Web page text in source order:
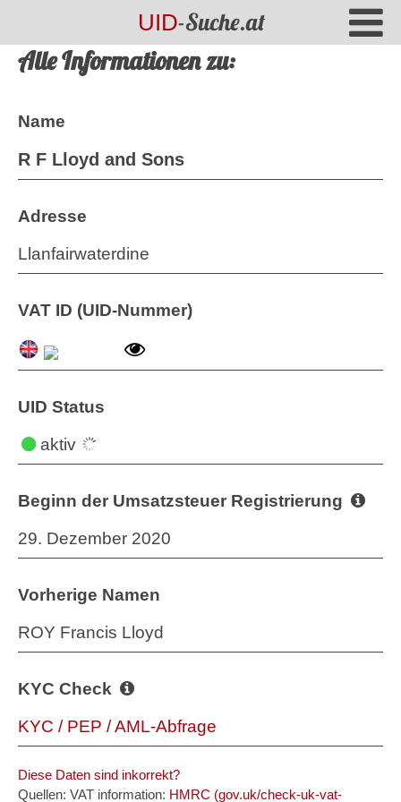
UID-Suche.at
Alle Informationen zu:
Name
R F Lloyd and Sons
Adresse
Llanfairwaterdine
VAT ID (UID-Nummer)
UID Status
aktiv
Beginn der Umsatzsteuer Registrierung
29. Dezember 2020
Vorherige Namen
ROY Francis Lloyd
KYC Check
KYC / PEP / AML-Abfrage
Diese Daten sind inkorrekt?
Quellen: VAT information: HMRC (gov.uk/check-uk-vat-